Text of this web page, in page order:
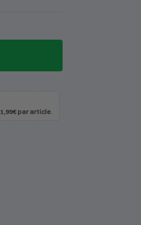
1,99€ par article.